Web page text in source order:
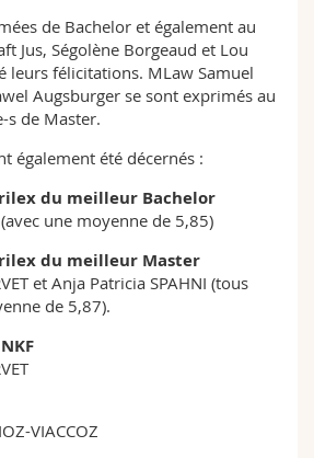
de Bachelor et également au
Jus, Ségolène Borgeaud et Lou
leurs félicitations. MLaw Samuel
Augsburger se sont exprimés au
s de Master.
également été décernés :
du meilleur Bachelor
une moyenne de 5,85)
du meilleur Master
et Anja Patricia SPAHNI (tous
de 5,87).
VIACCOZ